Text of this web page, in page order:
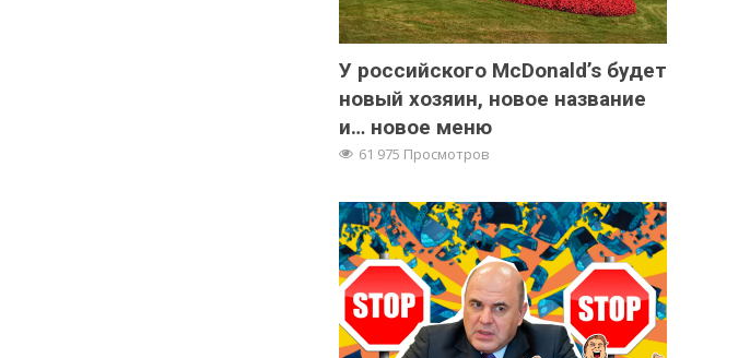
У российского McDonald’s будет
новый хозяин, новое название
и… новое меню
61 975 Просмотров